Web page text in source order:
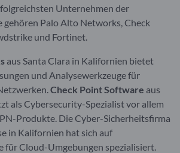
Unternehmen der
gehören Palo Alto Networks, Check
und Fortinet.
aus Santa Clara in Kalifornien bietet
und Analysewerkzeuge für
Check Point Software aus
als Cybersecurity-Spezialist vor allem
Produkte. Die Cyber-Sicherheitsfirma
in Kalifornien hat sich auf
für Cloud-Umgebungen spezialisiert.